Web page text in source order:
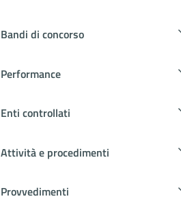
Bandi di concorso
Performance
Enti controllati
Attività e procedimenti
Provvedimenti